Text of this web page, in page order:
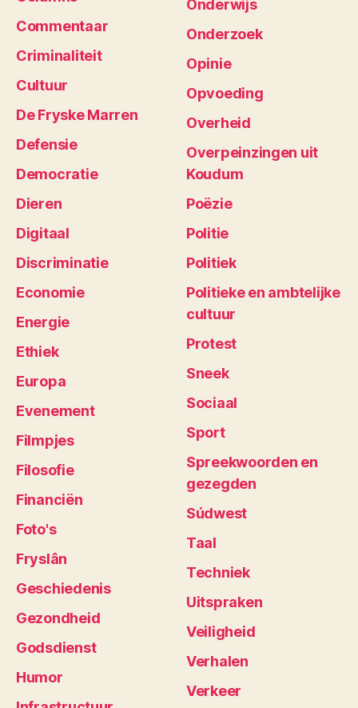
Commentaar
Criminaliteit
Cultuur
De Fryske Marren
Defensie
Democratie
Dieren
Digitaal
Discriminatie
Economie
Energie
Ethiek
Europa
Evenement
Filmpjes
Filosofie
Financiën
Foto's
Fryslân
Geschiedenis
Gezondheid
Godsdienst
Humor
Onderwijs
Onderzoek
Opinie
Opvoeding
Overheid
Overpeinzingen uit
Koudum
Poëzie
Politie
Politiek
Politieke en ambtelijke
cultuur
Protest
Sneek
Sociaal
Sport
Spreekwoorden en
gezegden
Súdwest
Taal
Techniek
Uitspraken
Veiligheid
Verhalen
Verkeer